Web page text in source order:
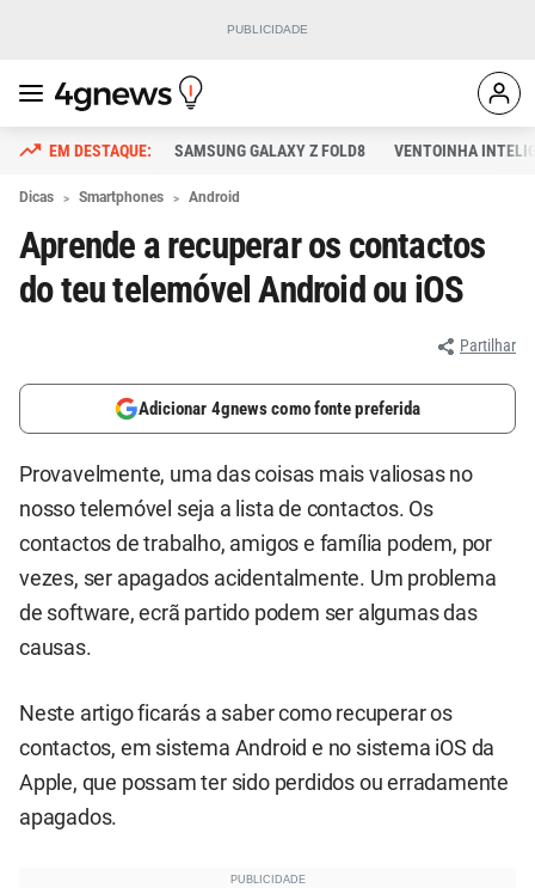
SAMSUNG GALAXY Z FOLD8 VENTOINHA
Dicas Smartphones Android
Aprende a recuperar os contactos
do teu telemóvel Android ou iOS
Partilhar
Adicionar 4gnews como fonte preferida
Provavelmente, uma das coisas mais valiosas no
nosso telemóvel seja a lista de contactos. Os
contactos de trabalho, amigos e família podem, por
vezes, ser apagados acidentalmente. Um problema
de software, ecrã partido podem ser algumas das
causas.
Neste artigo ficarás a saber como recuperar os
contactos, em sistema Android e no sistema iOS da
Apple, que possam ter sido perdidos ou erradamente
apagados.